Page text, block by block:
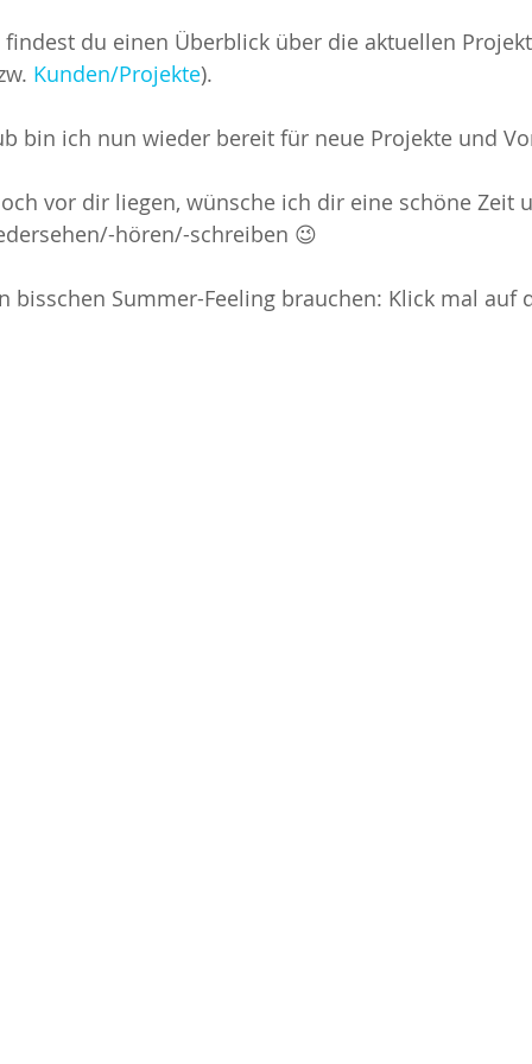
du einen Überblick über die aktuellen
Kunden/Projekte).
bin ich nun wieder bereit für neue Projekte und
vor dir liegen, wünsche ich dir eine schöne Zeit
hören/-schreiben 😉
bisschen Summer-Feeling brauchen: Klick mal auf